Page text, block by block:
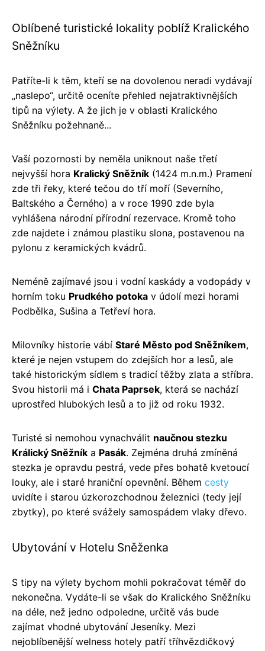
Oblíbené turistické lokality poblíž Kralického
Sněžníku
Patříte-li k těm, kteří se na dovolenou neradi vydávají
„naslepo“, určitě oceníte přehled nejatraktivnějších
tipů na výlety. A že jich je v oblasti Kralického
Sněžníku požehnaně...
Vaší pozornosti by neměla uniknout naše třetí
nejvyšší hora Kralický Sněžník (1424 m.n.m.) Pramení
zde tři řeky, které tečou do tří moří (Severního,
Baltského a Černého) a v roce 1990 zde byla
vyhlášena národní přírodní rezervace. Kromě toho
zde najdete i známou plastiku slona, postavenou na
pylonu z keramických kvádrů.
Neméně zajímavé jsou i vodní kaskády a vodopády v
horním toku Prudkého potoka v údolí mezi horami
Podbělka, Sušina a Tetřeví hora.
Milovníky historie vábí Staré Město pod Sněžníkem,
které je nejen vstupem do zdejších hor a lesů, ale
také historickým sídlem s tradicí těžby zlata a stříbra.
Svou historii má i Chata Paprsek, která se nachází
uprostřed hlubokých lesů a to již od roku 1932.
Turisté si nemohou vynachválit naučnou stezku
Králický Sněžník a Pasák. Zejména druhá zmíněná
stezka je opravdu pestrá, vede přes bohatě kvetoucí
louky, ale i staré hraniční opevnění. Během cesty
uvidíte i starou úzkorozchodnou železnici (tedy její
zbytky), po které svážely samospádem vlaky dřevo.
Ubytování v Hotelu Sněženka
S tipy na výlety bychom mohli pokračovat téměř do
nekonečna. Vydáte-li se však do Kralického Sněžníku
na déle, než jedno odpoledne, určitě vás bude
zajímat vhodné ubytování Jeseníky. Mezi
nejoblíbenější welness hotely patří tříhvězdičkový